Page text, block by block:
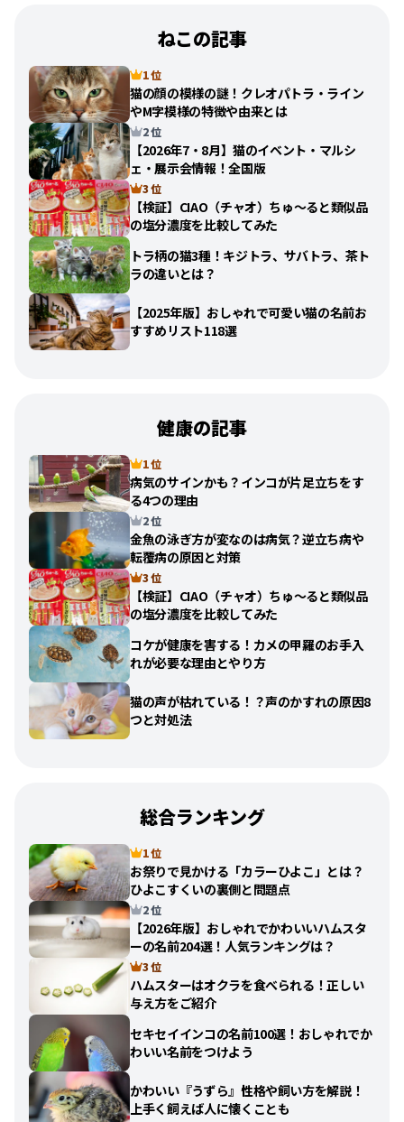
ねこの記事
1 位
猫の顔の模様の謎！クレオパトラ・ライン
やM字模様の特徴や由来とは
2 位
【2026年7・8月】猫のイベント・マルシ
ェ・展示会情報！全国版
3 位
【検証】CIAO（チャオ）ちゅ〜ると類似品
の塩分濃度を比較してみた
トラ柄の猫3種！キジトラ、サバトラ、茶ト
ラの違いとは？
【2025年版】おしゃれで可愛い猫の名前お
すすめリスト118選
健康の記事
1 位
病気のサインかも？インコが片足立ちをす
る4つの理由
2 位
金魚の泳ぎ方が変なのは病気？逆立ち病や
転覆病の原因と対策
3 位
【検証】CIAO（チャオ）ちゅ〜ると類似品
の塩分濃度を比較してみた
コケが健康を害する！カメの甲羅のお手入
れが必要な理由とやり方
猫の声が枯れている！？声のかすれの原因8
つと対処法
総合ランキング
1 位
お祭りで見かける「カラーひよこ」とは？
ひよこすくいの裏側と問題点
2 位
【2026年版】おしゃれでかわいいハムスタ
ーの名前204選！人気ランキングは？
3 位
ハムスターはオクラを食べられる！正しい
与え方をご紹介
セキセイインコの名前100選！おしゃれでか
わいい名前をつけよう
かわいい『うずら』性格や飼い方を解説！
上手く飼えば人に懐くことも